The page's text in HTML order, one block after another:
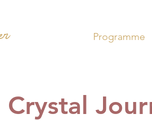
Programme
Crystal